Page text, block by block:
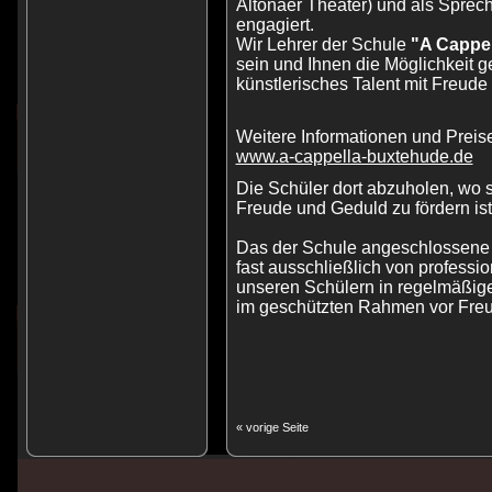
Altonaer Theater) und als
engagiert.
Wir Lehrer der Schule "A
sein und Ihnen die Möglichkeit
künstlerisches Talent mit
Weitere Informationen und
www.a-cappella-buxtehude.de
Die Schüler dort abzuholen, wo
Freude und Geduld zu fördern
Das der Schule
fast ausschließlich von
unseren Schülern in
im geschützten Rahmen vor
« vorige Seite